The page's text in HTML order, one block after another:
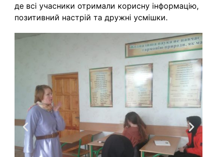
де всі учасники отримали корисну інформацію,
позитивний настрій та дружні усмішки.